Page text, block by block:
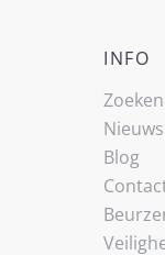
INFO
Zoeken
Nieuws
Blog